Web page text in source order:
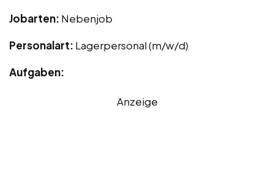
Jobarten: Nebenjob
Personalart: Lagerpersonal (m/w/d)
Aufgaben:
Anzeige